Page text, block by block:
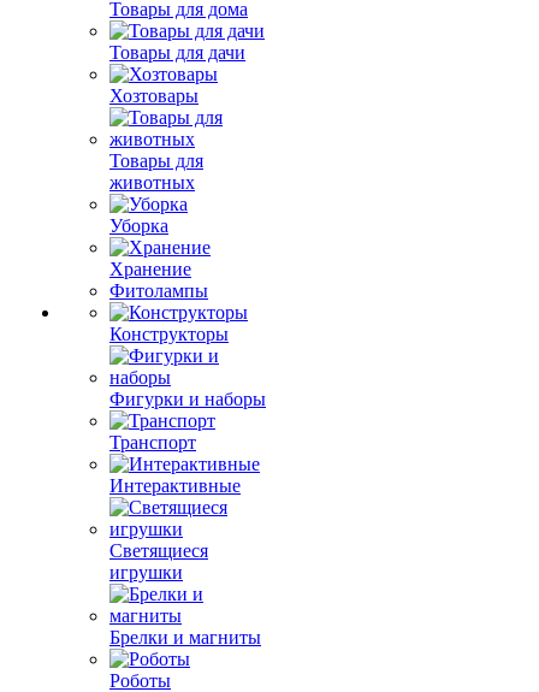
Товары для дома
Товары для дачи
Хозтовары
Товары для
животных
Уборка
Хранение
Фитолампы
Конструкторы
Фигурки и наборы
Транспорт
Интерактивные
Светящиеся
игрушки
Брелки и магниты
Роботы